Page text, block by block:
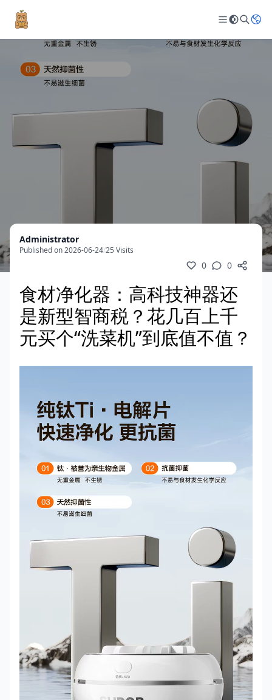
Administrator
Published on 2026-06-24/25 Visits
0 0
食材净化器：高科技神器还
是新型智商税？花几百上千
元买个“洗菜机”到底值不值？